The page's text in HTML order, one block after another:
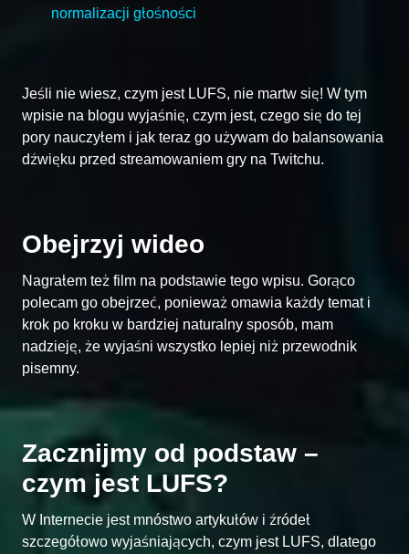
normalizacji głośności
Jeśli nie wiesz, czym jest LUFS, nie martw się! W tym
wpisie na blogu wyjaśnię, czym jest, czego się do tej
pory nauczyłem i jak teraz go używam do balansowania
dźwięku przed streamowaniem gry na Twitchu.
Obejrzyj wideo
Nagrałem też film na podstawie tego wpisu. Gorąco
polecam go obejrzeć, ponieważ omawia każdy temat i
krok po kroku w bardziej naturalny sposób, mam
nadzieję, że wyjaśni wszystko lepiej niż przewodnik
pisemny.
Zacznijmy od podstaw –
czym jest LUFS?
W Internecie jest mnóstwo artykułów i źródeł
szczegółowo wyjaśniających, czym jest LUFS, dlatego